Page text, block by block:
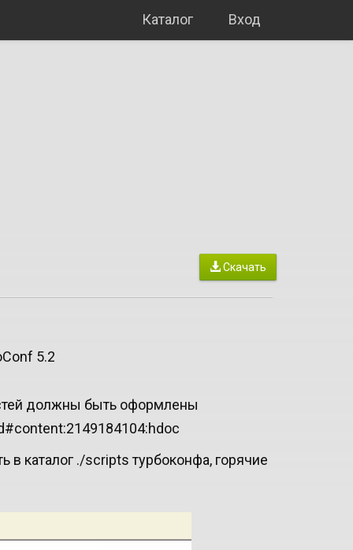
Вход
Каталог
Скачать
5.2
должны быть оформлены
в каталог ./scripts турбоконфа, горячие